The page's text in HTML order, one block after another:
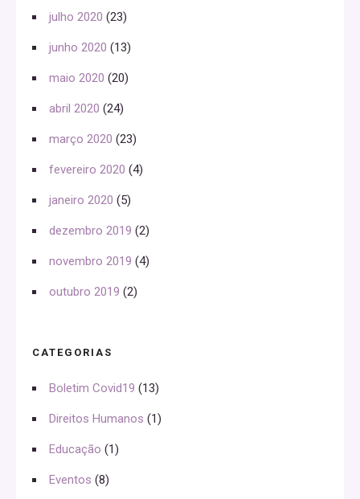
julho 2020 (23)
junho 2020 (13)
maio 2020 (20)
abril 2020 (24)
março 2020 (23)
fevereiro 2020 (4)
janeiro 2020 (5)
dezembro 2019 (2)
novembro 2019 (4)
outubro 2019 (2)
CATEGORIAS
Boletim Covid19 (13)
Direitos Humanos (1)
Educação (1)
Eventos (8)